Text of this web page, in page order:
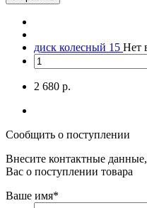
диск колесный 15 Нет
2 680 р.
Сообщить о поступлении
Внесите контактные
Вас о поступлении товара
Ваше имя*